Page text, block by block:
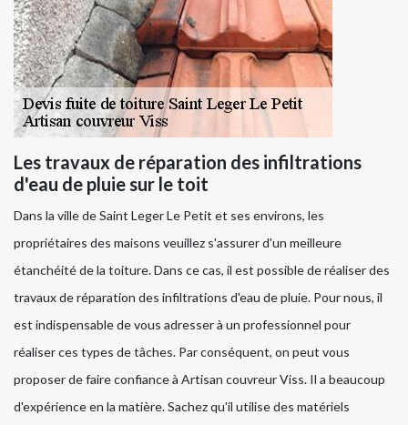
Les travaux de réparation des infiltrations
d'eau de pluie sur le toit
Dans la ville de Saint Leger Le Petit et ses environs, les
propriétaires des maisons veuillez s'assurer d'un meilleure
étanchéité de la toiture. Dans ce cas, il est possible de réaliser des
travaux de réparation des infiltrations d'eau de pluie. Pour nous, il
est indispensable de vous adresser à un professionnel pour
réaliser ces types de tâches. Par conséquent, on peut vous
proposer de faire confiance à Artisan couvreur Viss. Il a beaucoup
d'expérience en la matière. Sachez qu'il utilise des matériels